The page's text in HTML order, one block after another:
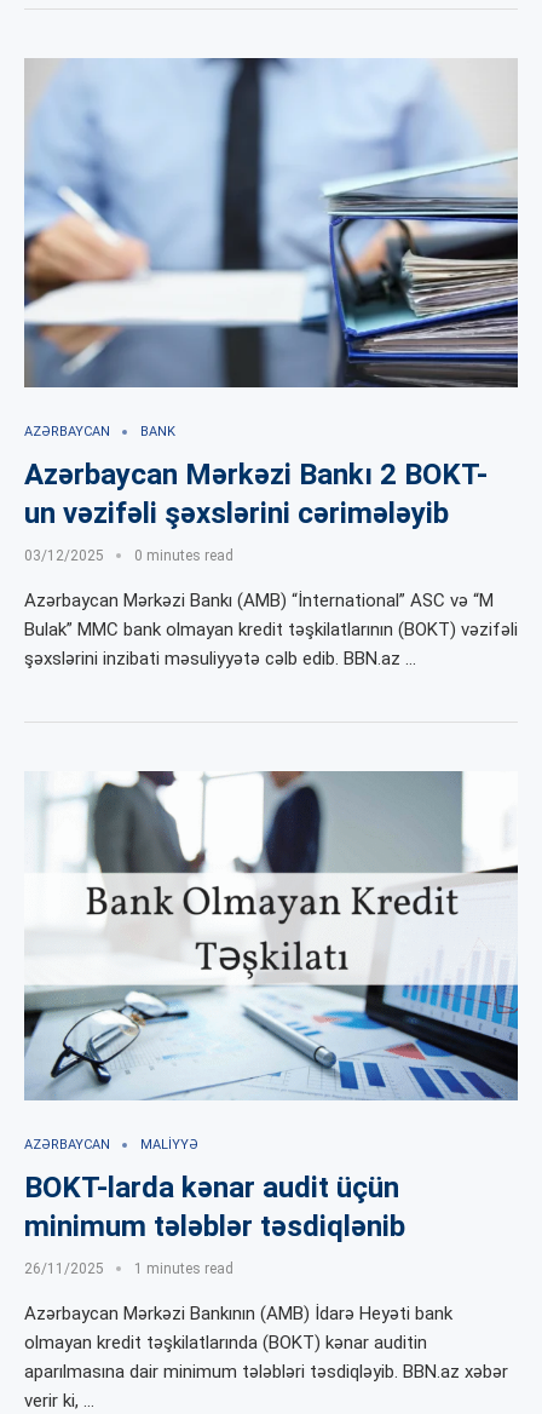
AZƏRBAYCAN BANK
Azərbaycan Mərkəzi Bankı 2 BOKT-
un vəzifəli şəxslərini cərimələyib
03/12/2025 0 minutes read
Azərbaycan Mərkəzi Bankı (AMB) “İnternational” ASC və “M
Bulak” MMC bank olmayan kredit təşkilatlarının (BOKT) vəzifəli
şəxslərini inzibati məsuliyyətə cəlb edib. BBN.az …
AZƏRBAYCAN MALIYYƏ
BOKT-larda kənar audit üçün
minimum tələblər təsdiqlənib
26/11/2025 1 minutes read
Azərbaycan Mərkəzi Bankının (AMB) İdarə Heyəti bank
olmayan kredit təşkilatlarında (BOKT) kənar auditin
aparılmasına dair minimum tələbləri təsdiqləyib. BBN.az xəbər
verir ki, …